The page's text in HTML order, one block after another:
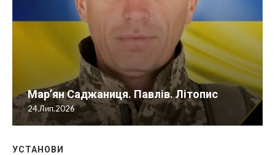
Мар’ян Саджаниця. Павлів. Літопис
24.Лип.2026
УСТАНОВИ